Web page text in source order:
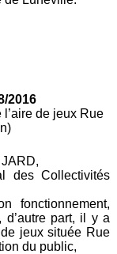
2016
de jeux Rue
des Collectivités
fonctionnement,
d’autre part, il y a
de jeux située Rue
du public,